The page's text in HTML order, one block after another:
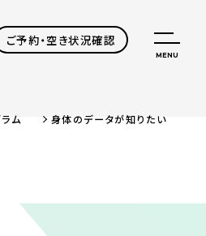
ご予約・空き状況確認
MENU
ム 身体のデータが知りたい